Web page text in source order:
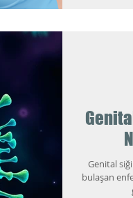
Genital
bulaşan